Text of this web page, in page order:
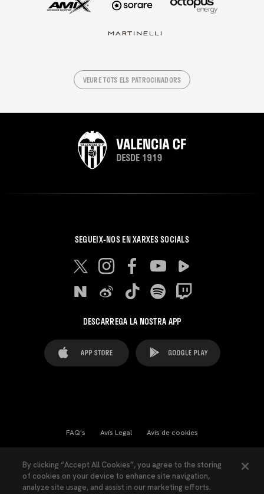
VEURE TOTS ELS PATROCINADORS
SEGUEIX-NOS EN XARXES SOCIALS
DESCARREGA LA NOSTRA APP
FAQ's Avís Legal Avís de cookies
Llei de Transparència Política de Privacitat
By clicking “Accept All Cookies”, you agree to the storing
of cookies on your device to enhance site navigation,
analyze site usage, and assist in our marketing efforts.